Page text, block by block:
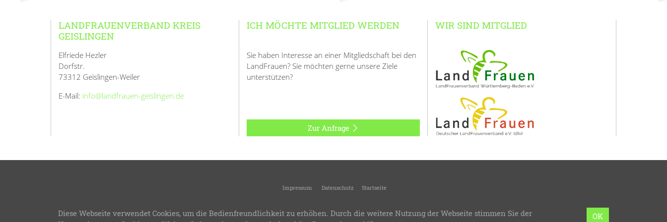
LANDFRAUENVERBAND KREIS
GEISLINGEN
Elfriede Hezler
Dorfstr.
73312 Geislingen-Weiler
E-Mail: info@landfrauen-geislingen.de
ICH MÖCHTE MITGLIED WERDEN
Sie haben Interesse an einer Mitgliedschaft bei den
LandFrauen? Sie möchten gerne unsere Ziele
unterstützen?
Zur Anfrage
WIR SIND MITGLIED
Impressum Datenschutz
Startseite
LFWB Theme Version 3.8-Bereitstellung:LandFrauenverband Württemberg-Baden e.V.-Design & Programmierung:bzweic GmbH OK
Diese Webseite verwendet Cookies, um die Bedienfreundlichkeit zu erhöhen. Durch die weitere Nutzung der Webseite stimmen Sie der